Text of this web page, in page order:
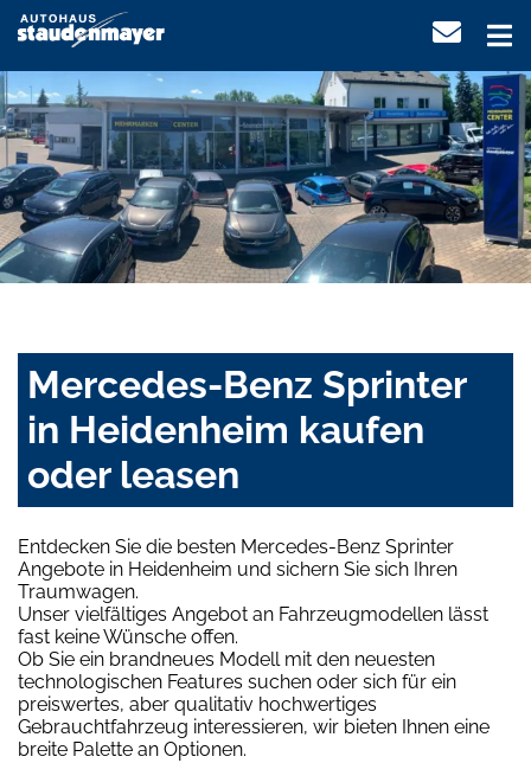
Mercedes-Benz Sprinter
in Heidenheim kaufen
oder leasen
Entdecken Sie die besten Mercedes-Benz Sprinter
Angebote in Heidenheim und sichern Sie sich Ihren
Traumwagen.
Unser vielfältiges Angebot an Fahrzeugmodellen lässt
fast keine Wünsche offen.
Ob Sie ein brandneues Modell mit den neuesten
technologischen Features suchen oder sich für ein
preiswertes, aber qualitativ hochwertiges
Gebrauchtfahrzeug interessieren, wir bieten Ihnen eine
breite Palette an Optionen.